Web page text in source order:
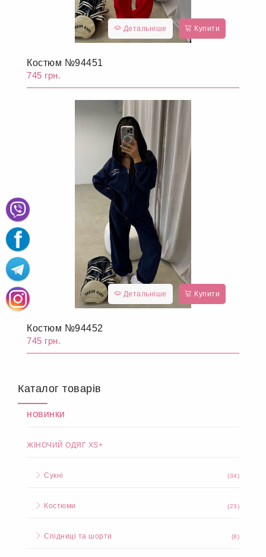
Детальніше Купити
Костюм №94451
745 грн.
Детальніше Купити
Костюм №94452
745 грн.
Каталог товарів
НОВИНКИ
ЖІНОЧИЙ ОДЯГ XS+
Сукні (34)
Костюми (23)
Спідниці та шорти (8)